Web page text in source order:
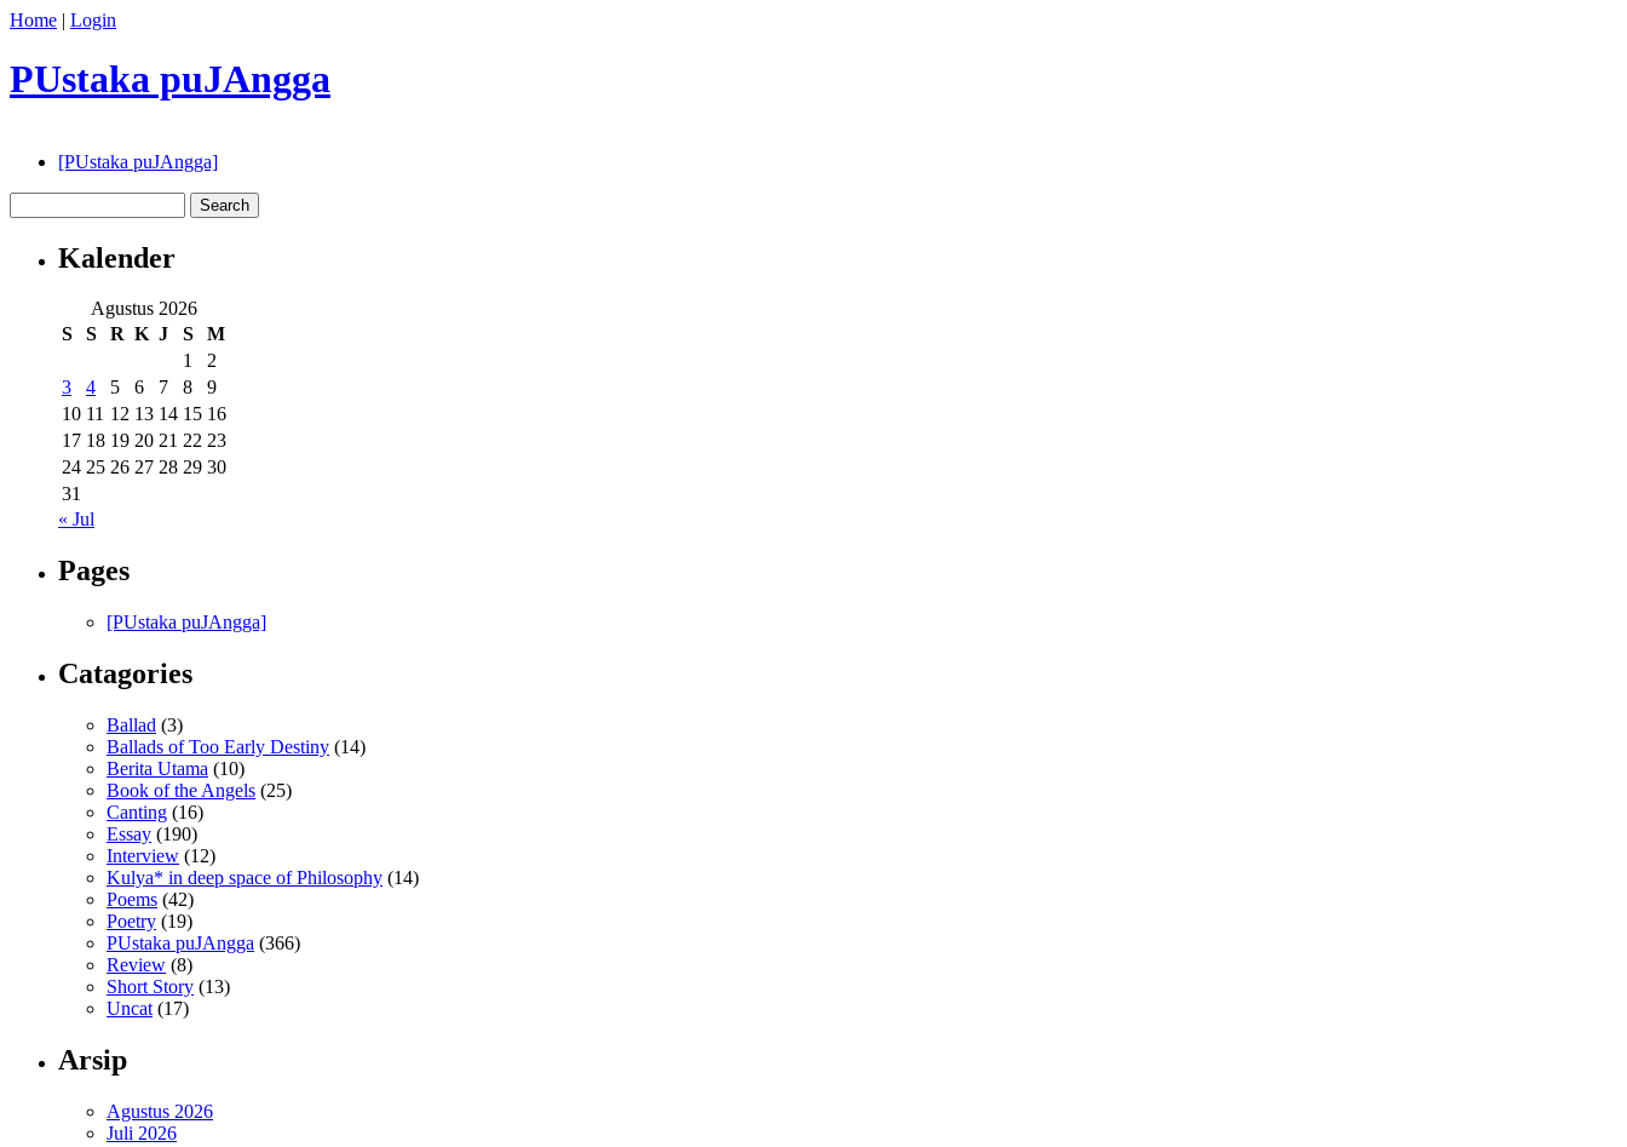
Home | Login
PUstaka puJAngga
[PUstaka puJAngga]
Kalender
Agustus 2026
S
S R K J S
M
1
2
3
4 5 6 7 8
9
10 11 12 13 14 15 16
17 18 19 20 21 22 23
24 25 26 27 28 29 30
31
« Jul
Pages
[PUstaka puJAngga]
Catagories
Ballad (3)
Ballads of Too Early Destiny (14)
Berita Utama (10)
Book of the Angels (25)
Canting (16)
Essay (190)
Interview (12)
Kulya* in deep space of Philosophy (14)
Poems (42)
Poetry (19)
PUstaka puJAngga (366)
Review (8)
Short Story (13)
Uncat (17)
Arsip
Agustus 2026
Juli 2026